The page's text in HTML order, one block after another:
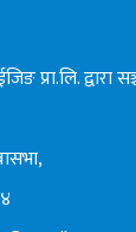
प्रा.लि. द्वारा